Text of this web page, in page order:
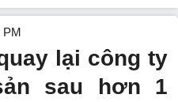
PM
lại công ty
sau hơn 1